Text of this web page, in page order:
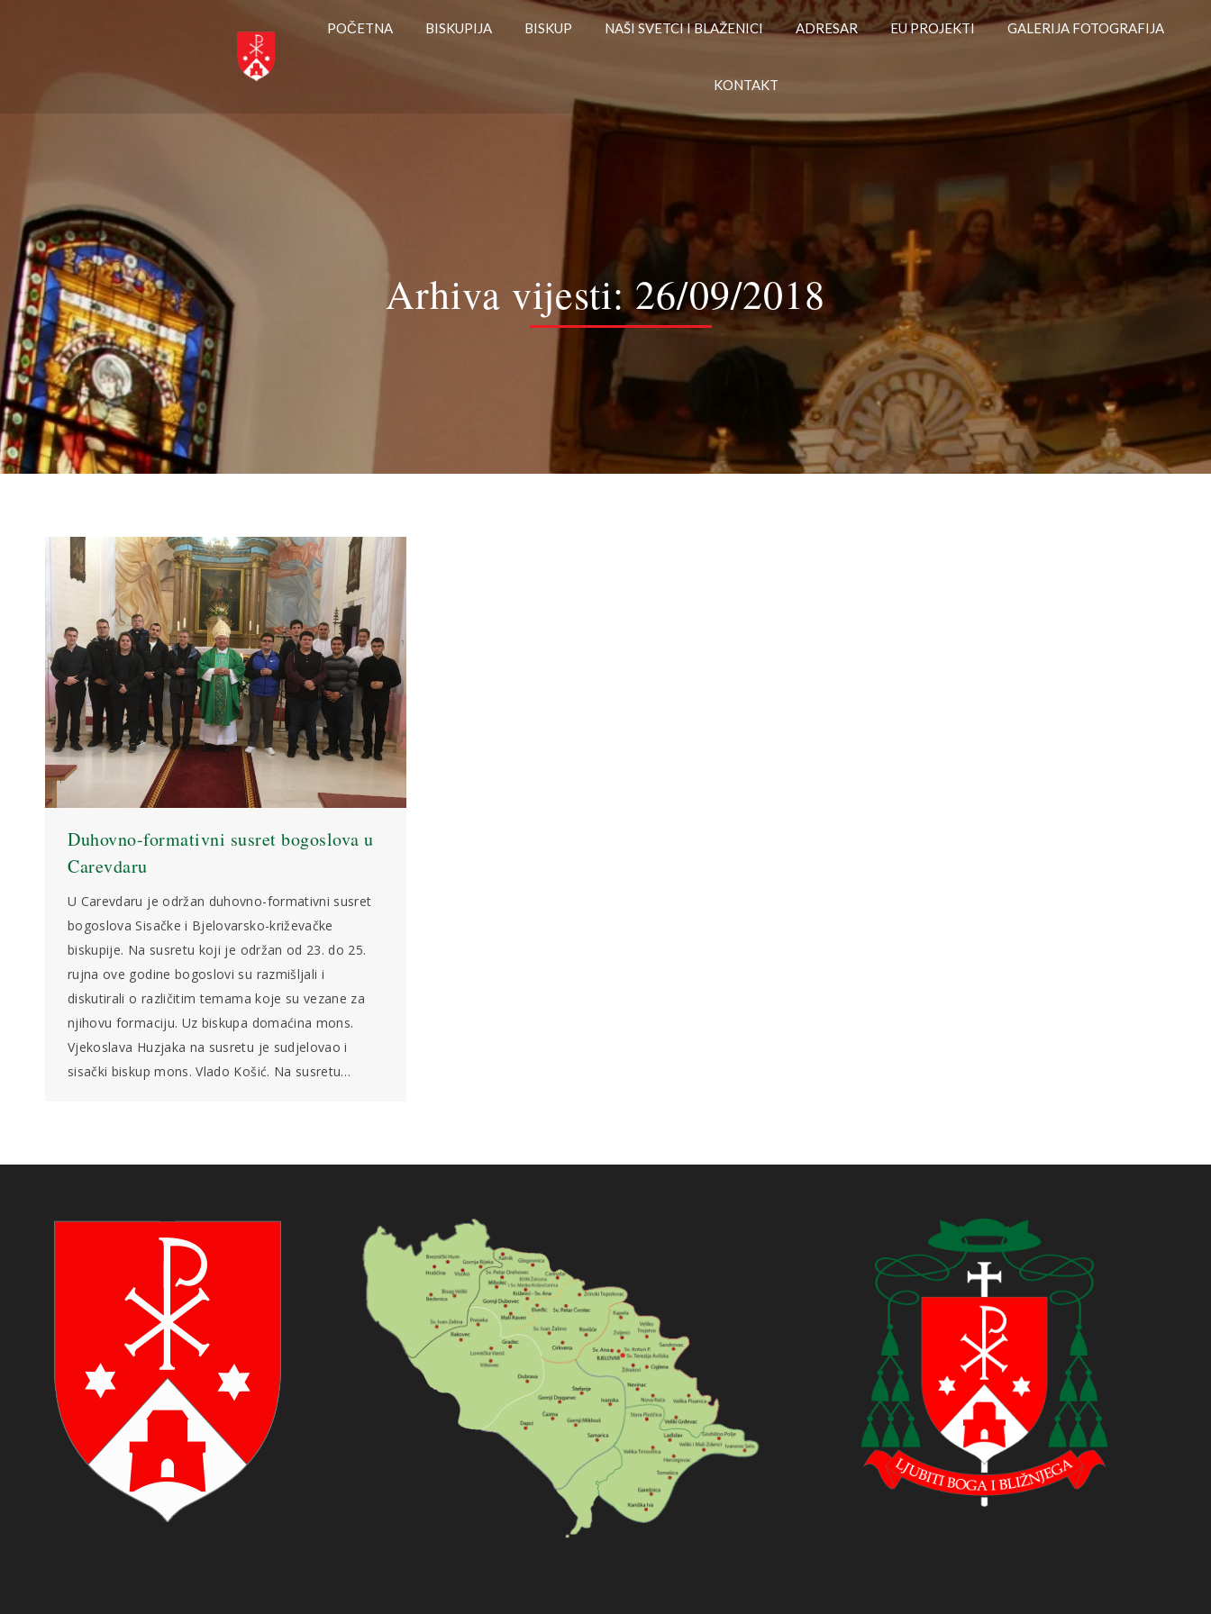
POČETNA BISKUPIJA BISKUP NAŠI SVETCI I BLAŽENICI ADRESAR EU PROJEKTI GALERIJA FOTOGRAFIJA
KONTAKT
Arhiva vijesti:26/09/2018
Duhovno-formativni susret bogoslova u
Carevdaru
U Carevdaru je održan duhovno-formativni susret
bogoslova Sisačke i Bjelovarsko-križevačke
biskupije. Na susretu koji je održan od 23. do 25.
rujna ove godine bogoslovi su razmišljali i
diskutirali o različitim temama koje su vezane za
njihovu formaciju. Uz biskupa domaćina mons.
Vjekoslava Huzjaka na susretu je sudjelovao i
sisački biskup mons. Vlado Košić. Na susretu…